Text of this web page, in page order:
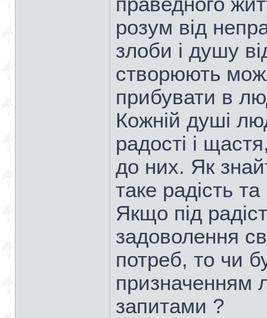
розум від
злоби і душу
створюють
прибувати в
Кожній душі
радості і
до них. Як
таке радість
Якщо під
задоволення
потреб, то чи
призначенням
запитами ?